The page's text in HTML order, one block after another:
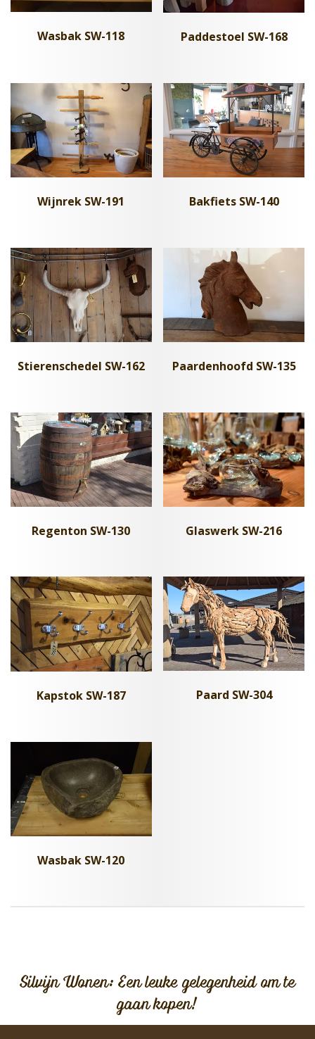
Wasbak SW-118 Paddestoel SW-168
Wijnrek SW-191 Bakfiets SW-140
Stierenschedel SW-162 Paardenhoofd SW-135
Regenton SW-130 Glaswerk SW-216
Kapstok SW-187 Paard SW-304
Wasbak SW-120
Silvijn Wonen: Een leuke gelegenheid om te
gaan kopen!